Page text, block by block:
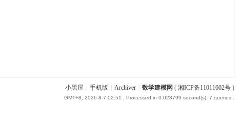
小黑屋 手机版 Archiver 数学建模网 ( 湘ICP备11011602号)
GMT+8, 2026-8-7 02:51 , Processed in 0.023799 second(s), 7 queries .